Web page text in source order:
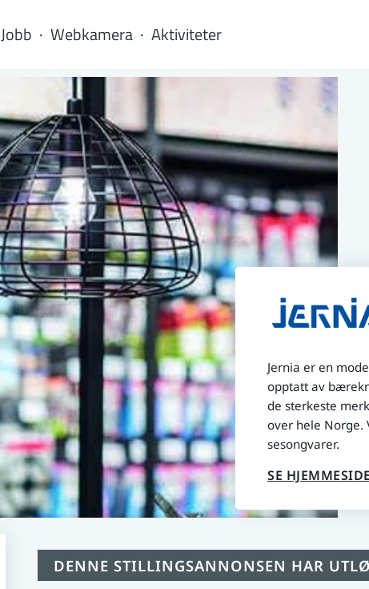
Jobb Webkamera Aktiviteter
Jernia er en
opptatt av
de sterkeste
over hele Norge.
sesongvarer.
SE HJEMMESIDE
DENNE STILLINGSANNONSEN HAR